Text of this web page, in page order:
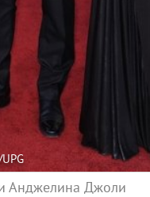
Анджелина Джоли